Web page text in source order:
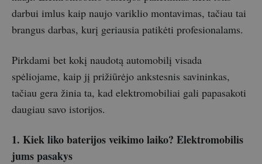
darbui imlus kaip naujo variklio montavimas, tačiau tai
brangus darbas, kurį geriausia patikėti profesionalams.
Pirkdami bet kokį naudotą automobilį visada
spėliojame, kaip jį prižiūrėjo ankstesnis savininkas,
tačiau gera žinia ta, kad elektromobiliai gali papasakoti
daugiau savo istorijos.
1. Kiek liko baterijos veikimo laiko? Elektromobilis
jums pasakys